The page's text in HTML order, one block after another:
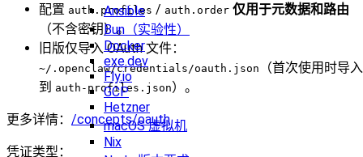
Ansible
Bun（实验性）
Docker
exe.dev
Fly.io
GCP
Hetzner
macOS 虚拟机
Nix
配置 auth.profiles / auth.order 仅用于元数据和路由
（不含密钥）。
旧版仅导入 OAuth 文件：
~/.openclaw/credentials/oauth.json
（首次使用时导入
到 auth-profiles.json）。
更多详情： /concepts/oauth
凭证类型：